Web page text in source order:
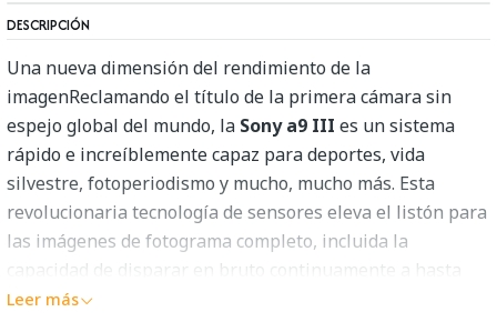
DESCRIPCIÓN
Una nueva dimensión del rendimiento de la
imagenReclamando el título de la primera cámara sin
espejo global del mundo, la Sony a9 III es un sistema
rápido e increíblemente capaz para deportes, vida
silvestre, fotoperiodismo y mucho, mucho más. Esta
revolucionaria tecnología de sensores eleva el listón para
las imágenes de fotograma completo, incluida la
capacidad de disparar en bruto continuamente a hasta
120 fps y disfrutar de la sincronización del flash hasta la
Leer más